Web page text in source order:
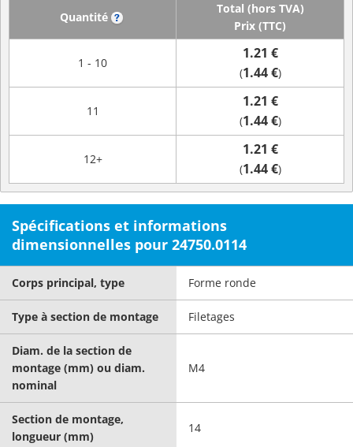
Quantité
Total (hors TVA)
Prix (TTC)
1 - 10
1.21 €
(1.44 €)
11
1.21 €
(1.44 €)
12+
1.21 €
(1.44 €)
Spécifications et informations
dimensionnelles pour 24750.0114
Corps principal, type Forme ronde
Type à section de montage Filetages
Diam. de la section de
montage (mm) ou diam.
nominal
M4
Section de montage,
longueur (mm)
14